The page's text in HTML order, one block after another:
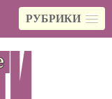
РУБРИКИ